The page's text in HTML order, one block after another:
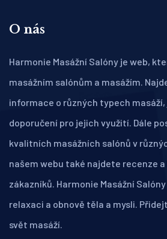
O nás
Harmonie Masážní Salóny je web,
masážním salónům a masážím.
informace o různých typech
doporučení pro jejich využití. Dále
kvalitních masážních salónů v
našem webu také najdete recenze
zákazníků. Harmonie Masážní
relaxaci a obnově těla a mysli.
svět masáží.